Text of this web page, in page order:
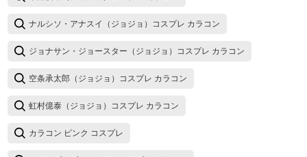
ナルシソ・アナスイ（ジョジョ）コスプレ カラコン
ジョナサン・ジョースター（ジョジョ）コスプレ カラコン
空条承太郎（ジョジョ）コスプレ カラコン
虹村億泰（ジョジョ）コスプレ カラコン
カラコン ピンク コスプレ